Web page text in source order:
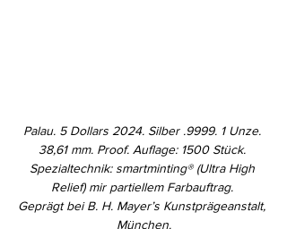
Palau. 5 Dollars 2024. Silber .9999. 1 Unze.
38,61 mm. Proof. Auflage: 1500 Stück.
Spezialtechnik: smartminting® (Ultra High
Relief) mir partiellem Farbauftrag.
Geprägt bei B. H. Mayer’s Kunstprägeanstalt,
München.